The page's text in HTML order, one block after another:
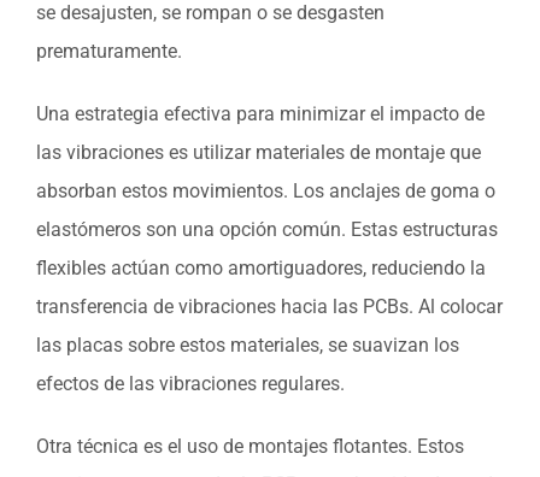
se desajusten, se rompan o se desgasten
prematuramente.
Una estrategia efectiva para minimizar el impacto de
las vibraciones es utilizar materiales de montaje que
absorban estos movimientos. Los anclajes de goma o
elastómeros son una opción común. Estas estructuras
flexibles actúan como amortiguadores, reduciendo la
transferencia de vibraciones hacia las PCBs. Al colocar
las placas sobre estos materiales, se suavizan los
efectos de las vibraciones regulares.
Otra técnica es el uso de montajes flotantes. Estos